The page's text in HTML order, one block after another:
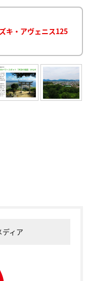
キ・アヴェニス125
ィア